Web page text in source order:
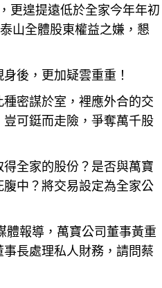
更遑提遠低於全家今年年初
山全體股東權益之嫌，懇
後，更加疑雲重重！
密謀於室，裡應外合的交
可鋌而走險，爭奪萬千股
全家的股份？是否與萬寶
中？將交易設定為全家公
體報導，萬寶公司董事黃重
長處理私人財務，請問蔡